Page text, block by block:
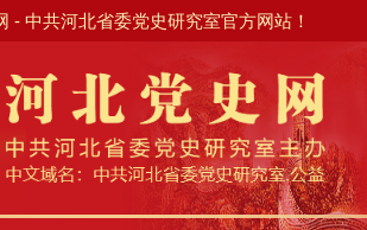
- 中共河北省委党史研究室官方网站！